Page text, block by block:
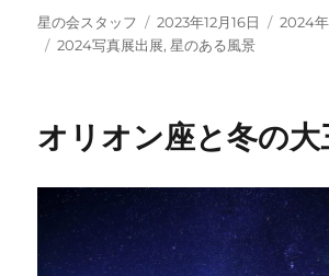
投
稿
星の会スタッフ
投
稿
2023年12月16日
カ
2024
タ
2024写真展出展,星のある風景
オリオン座と冬の大